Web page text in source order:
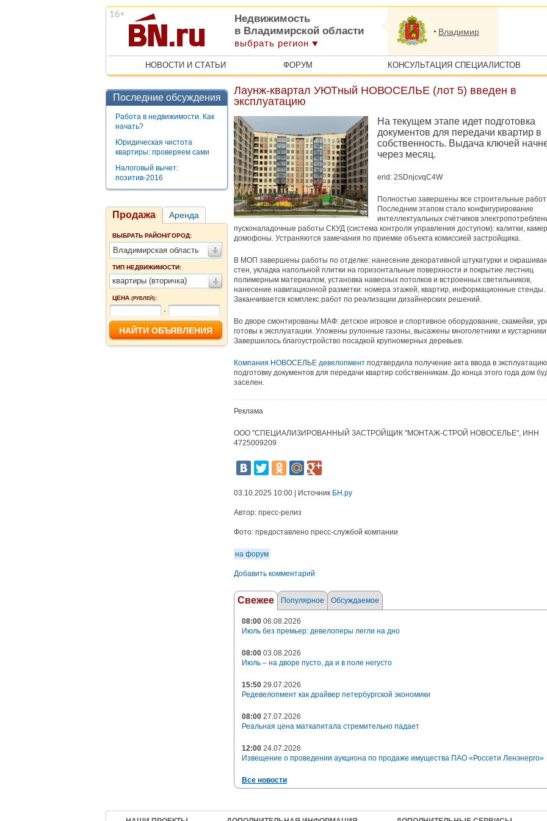
Недвижимость
в Владимирской области
выбрать регион
Владимир
НОВОСТИ И СТАТЬИ ФОРУМ КОНСУЛЬТАЦИЯ СПЕЦИАЛИСТОВ
Последние обсуждения
Работа в недвижимости. Как
начать?
Юридическая чистота
квартиры: проверяем сами
Налоговый вычет:
позитив-2016
Продажа Аренда
ВЫБРАТЬ РАЙОН/ГОРОД:
Владимирская область
ТИП НЕДВИЖИМОСТИ:
квартиры (вторичка)
ЦЕНА (РУБЛЕЙ):
-
Лаунж-квартал УЮТный НОВОСЕЛЬЕ (лот 5) введен в
эксплуатацию
На текущем этапе идет подготовка
документов для передачи квартир в
собственность. Выдача ключей
через месяц.
erid: 2SDnjcvqC4W
Полностью завершены все строительные
Последним этапом стало конфигурирование
интеллектуальных счётчиков
пусконаладочные работы СКУД (система контроля управления доступом): калитки,
домофоны. Устраняются замечания по приемке объекта комиссией застройщика.
В МОП завершены работы по отделке: нанесение декоративной штукатурки и
стен, укладка напольной плитки на горизонтальные поверхности и покрытие лестниц
полимерным материалом, установка навесных потолков и встроенных светильников,
нанесение навигационной разметки: номера этажей, квартир, информационные стенды.
Заканчивается комплекс работ по реализации дизайнерских решений.
Во дворе смонтированы МАФ: детское игровое и спортивное оборудование, скамейки,
готовы к эксплуатации. Уложены рулонные газоны, высажены многолетники и
Завершилось благоустройство посадкой крупномерных деревьев.
Компания НОВОСЕЛЬЕ девелопмент подтвердила получение акта ввода в
подготовку документов для передачи квартир собственникам. До конца этого года дом
заселен.
Реклама
ООО "СПЕЦИАЛИЗИРОВАННЫЙ ЗАСТРОЙЩИК "МОНТАЖ-СТРОЙ НОВОСЕЛЬЕ", ИНН
4725009209
03.10.2025 10:00 | Источник БН.ру
Автор: пресс-релиз
Фото: предоставлено пресс-службой компании
на форум
Добавить комментарий
Свежее Популярное Обсуждаемое
08:00 06.08.2026
Июль без премьер: девелоперы легли на дно
08:00 03.08.2026
Июль – на дворе пусто, да и в поле негусто
15:50 29.07.2026
Редевелопмент как драйвер петербургской экономики
08:00 27.07.2026
Реальная цена маткапитала стремительно падает
12:00 24.07.2026
Извещение о проведении аукциона по продаже имущества ПАО «Россети Ленэнерго»
Все новости